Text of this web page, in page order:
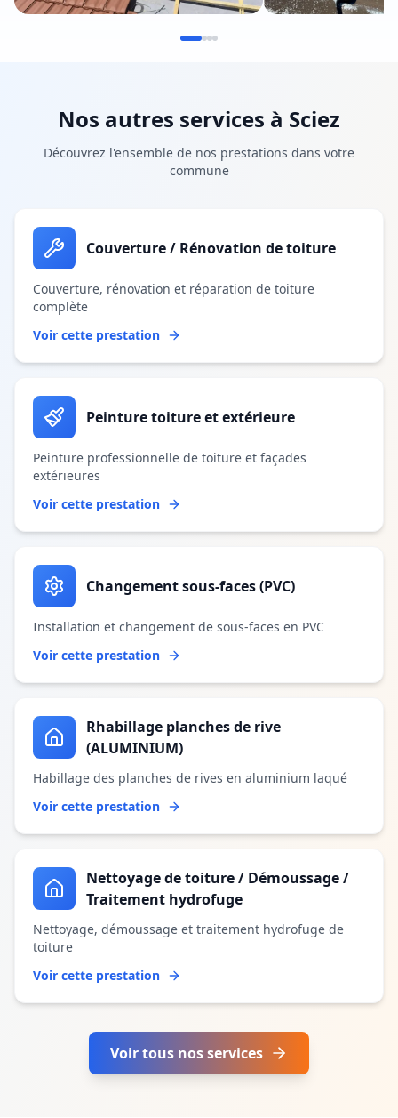
Nos autres services à Sciez
Découvrez l'ensemble de nos prestations dans votre
commune
Couverture / Rénovation de toiture
Couverture, rénovation et réparation de toiture
complète
Voir cette prestation
Peinture toiture et extérieure
Peinture professionnelle de toiture et façades
extérieures
Voir cette prestation
Changement sous-faces (PVC)
Installation et changement de sous-faces en PVC
Voir cette prestation
Rhabillage planches de rive
(ALUMINIUM)
Habillage des planches de rives en aluminium laqué
Voir cette prestation
Nettoyage de toiture / Démoussage /
Traitement hydrofuge
Nettoyage, démoussage et traitement hydrofuge de
toiture
Voir cette prestation
Voir tous nos services